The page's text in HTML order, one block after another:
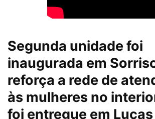
Segunda unidade foi
inaugurada em
reforça a rede de
às mulheres no
foi entregue em Lucas